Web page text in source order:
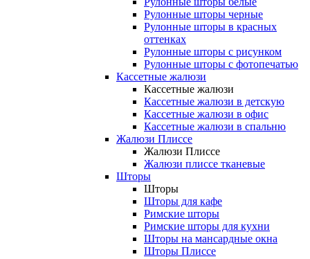
Рулонные шторы черные
Рулонные шторы в красных
оттенках
Рулонные шторы с рисунком
Рулонные шторы с фотопечатью
Кассетные жалюзи
Кассетные жалюзи
Кассетные жалюзи в детскую
Кассетные жалюзи в офис
Кассетные жалюзи в спальню
Жалюзи Плиссе
Жалюзи Плиссе
Жалюзи плиссе тканевые
Шторы
Шторы
Шторы для кафе
Римские шторы
Римские шторы для кухни
Шторы на мансардные окна
Шторы Плиссе